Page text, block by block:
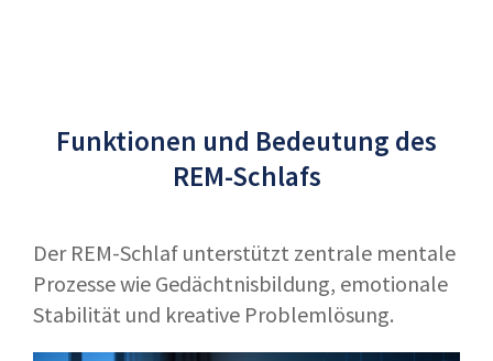
Funktionen und Bedeutung des
REM-Schlafs
Der REM-Schlaf unterstützt zentrale mentale
Prozesse wie Gedächtnisbildung, emotionale
Stabilität und kreative Problemlösung.